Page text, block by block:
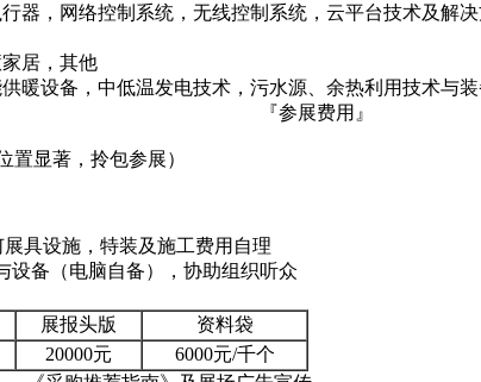
器，网络控制系统，无线控制系统，云平台技术及解
居，其他
暖设备，中低温发电技术，污水源、余热利用技术与
『参展费用』
置显著，拎包参展）
展具设施，特装及施工费用自理
设备（电脑自备），协助组织听众
展报头版
资料袋
20000元
6000元/千个